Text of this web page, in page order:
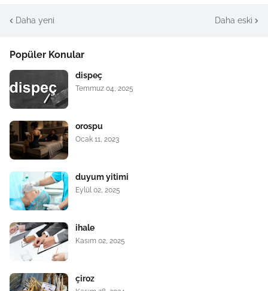
Daha yeni Daha eski
Popüler Konular
dispeç
Temmuz 04, 2025
orospu
Ocak 11, 2023
duyum yitimi
Eylül 02, 2025
ihale
Kasım 02, 2025
çiroz